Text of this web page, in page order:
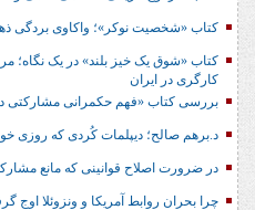
کتاب «شخصیت نوکر»؛ واکاوی بردگی
کارگری در ایران
بررسی کتاب «فهم حکمرانی مشارکتی
د.برهم صالح؛ دیپلمات کُردی که روزی
در ضرورت اصلاح قوانینی که مانع
چرا بحران روابط آمریکا و ونزوئلا اوج